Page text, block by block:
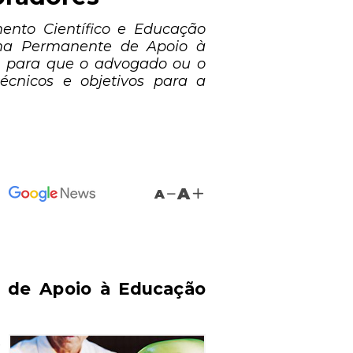
Científico e Educação
Permanente de Apoio à
para que o advogado ou o
e objetivos para a
A A
de Apoio à Educação